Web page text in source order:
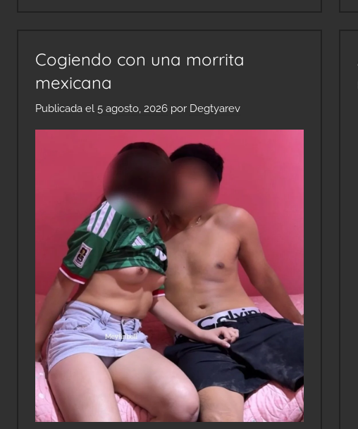
Cogiendo con una morrita
mexicana
Publicada el 5 agosto, 2026 por Degtyarev